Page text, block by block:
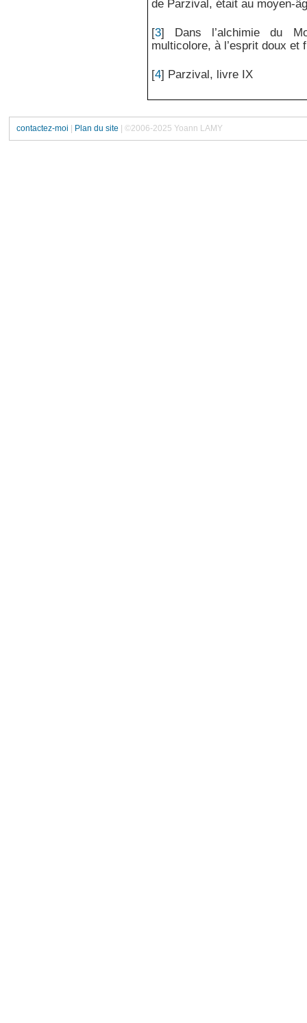
de Parzival, était au moyen-
[3] Dans l’alchimie du
multicolore, à l’esprit doux et
[4] Parzival, livre IX
contactez-moi Plan du site | ©2006-2025 Yoann LAMY